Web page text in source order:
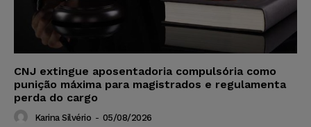
CNJ extingue aposentadoria compulsória como
punição máxima para magistrados e regulamenta
perda do cargo
Karina Silvério - 05/08/2026